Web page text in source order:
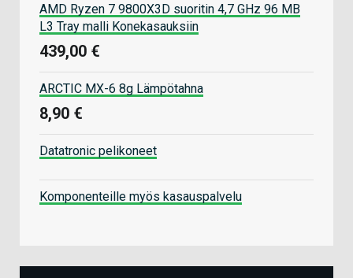
AMD Ryzen 7 9800X3D suoritin 4,7 GHz 96 MB
L3 Tray malli Konekasauksiin
439,00 €
ARCTIC MX-6 8g Lämpötahna
8,90 €
Datatronic pelikoneet
Komponenteille myös kasauspalvelu